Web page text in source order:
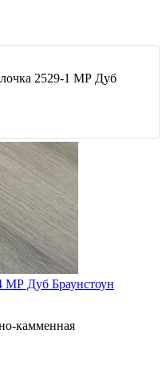
2529-1 МР Дуб
МР Дуб Браунстоун
камменная